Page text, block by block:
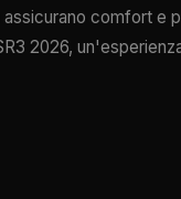
comfort e
2026,